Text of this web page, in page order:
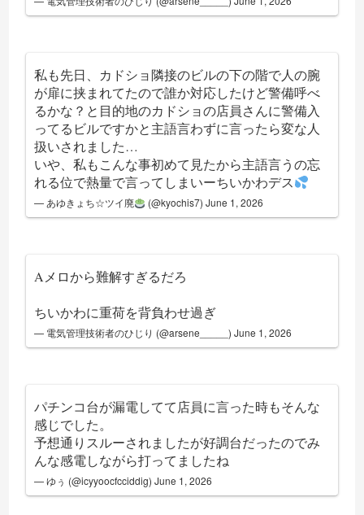
私も先日、カドショ隣接のビルの下の階で人の腕
が扉に挟まれてたので誰か対応したけど警備呼べ
るかな？と目的地のカドショの店員さんに警備入
ってるビルですかと主語言わずに言ったら変な人
扱いされました…
いや、私もこんな事初めて見たから主語言うの忘
れる位で熱量で言ってしまいーちいかわデス
— あゆきょち☆ツイ廃 (@kyochis7) June 1, 2026
Aメロから難解すぎるだろ
ちいかわに重荷を背負わせ過ぎ
— 電気管理技術者のひじり (@arsene_____)June 1, 2026
パチンコ台が漏電してて店員に言った時もそんな
感じでした。
予想通りスルーされましたが好調台だったのでみ
んな感電しながら打ってましたね
— ゆぅ (@icyyoocfcciddig)June 1, 2026